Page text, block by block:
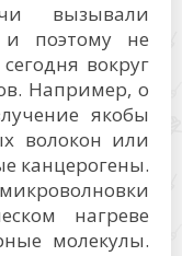
вызывали
и поэтому не
вокруг
Например, о
якобы
волокон или
канцерогены.
нагреве
молекулы.